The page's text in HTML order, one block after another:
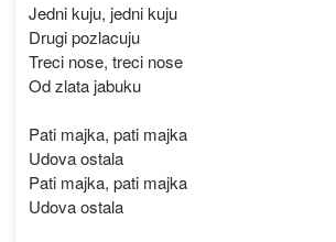
Jedni kuju, jedni kuju
Drugi pozlacuju
Treci nose, treci nose
Od zlata jabuku
Pati majka, pati majka
Udova ostala
Pati majka, pati majka
Udova ostala